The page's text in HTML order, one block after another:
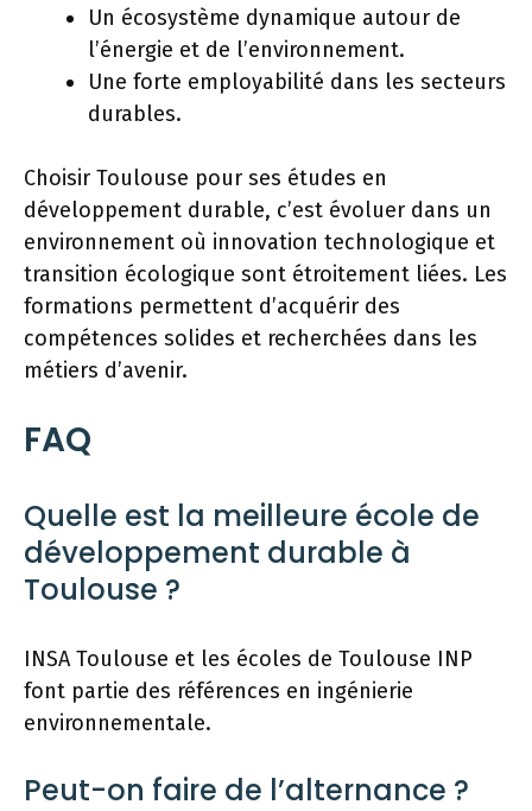
Un écosystème dynamique autour de
l’énergie et de l’environnement.
Une forte employabilité dans les secteurs
durables.
Choisir Toulouse pour ses études en
développement durable, c’est évoluer dans un
environnement où innovation technologique et
transition écologique sont étroitement liées. Les
formations permettent d’acquérir des
compétences solides et recherchées dans les
métiers d’avenir.
FAQ
Quelle est la meilleure école de
développement durable à
Toulouse ?
INSA Toulouse et les écoles de Toulouse INP
font partie des références en ingénierie
environnementale.
Peut-on faire de l’alternance ?